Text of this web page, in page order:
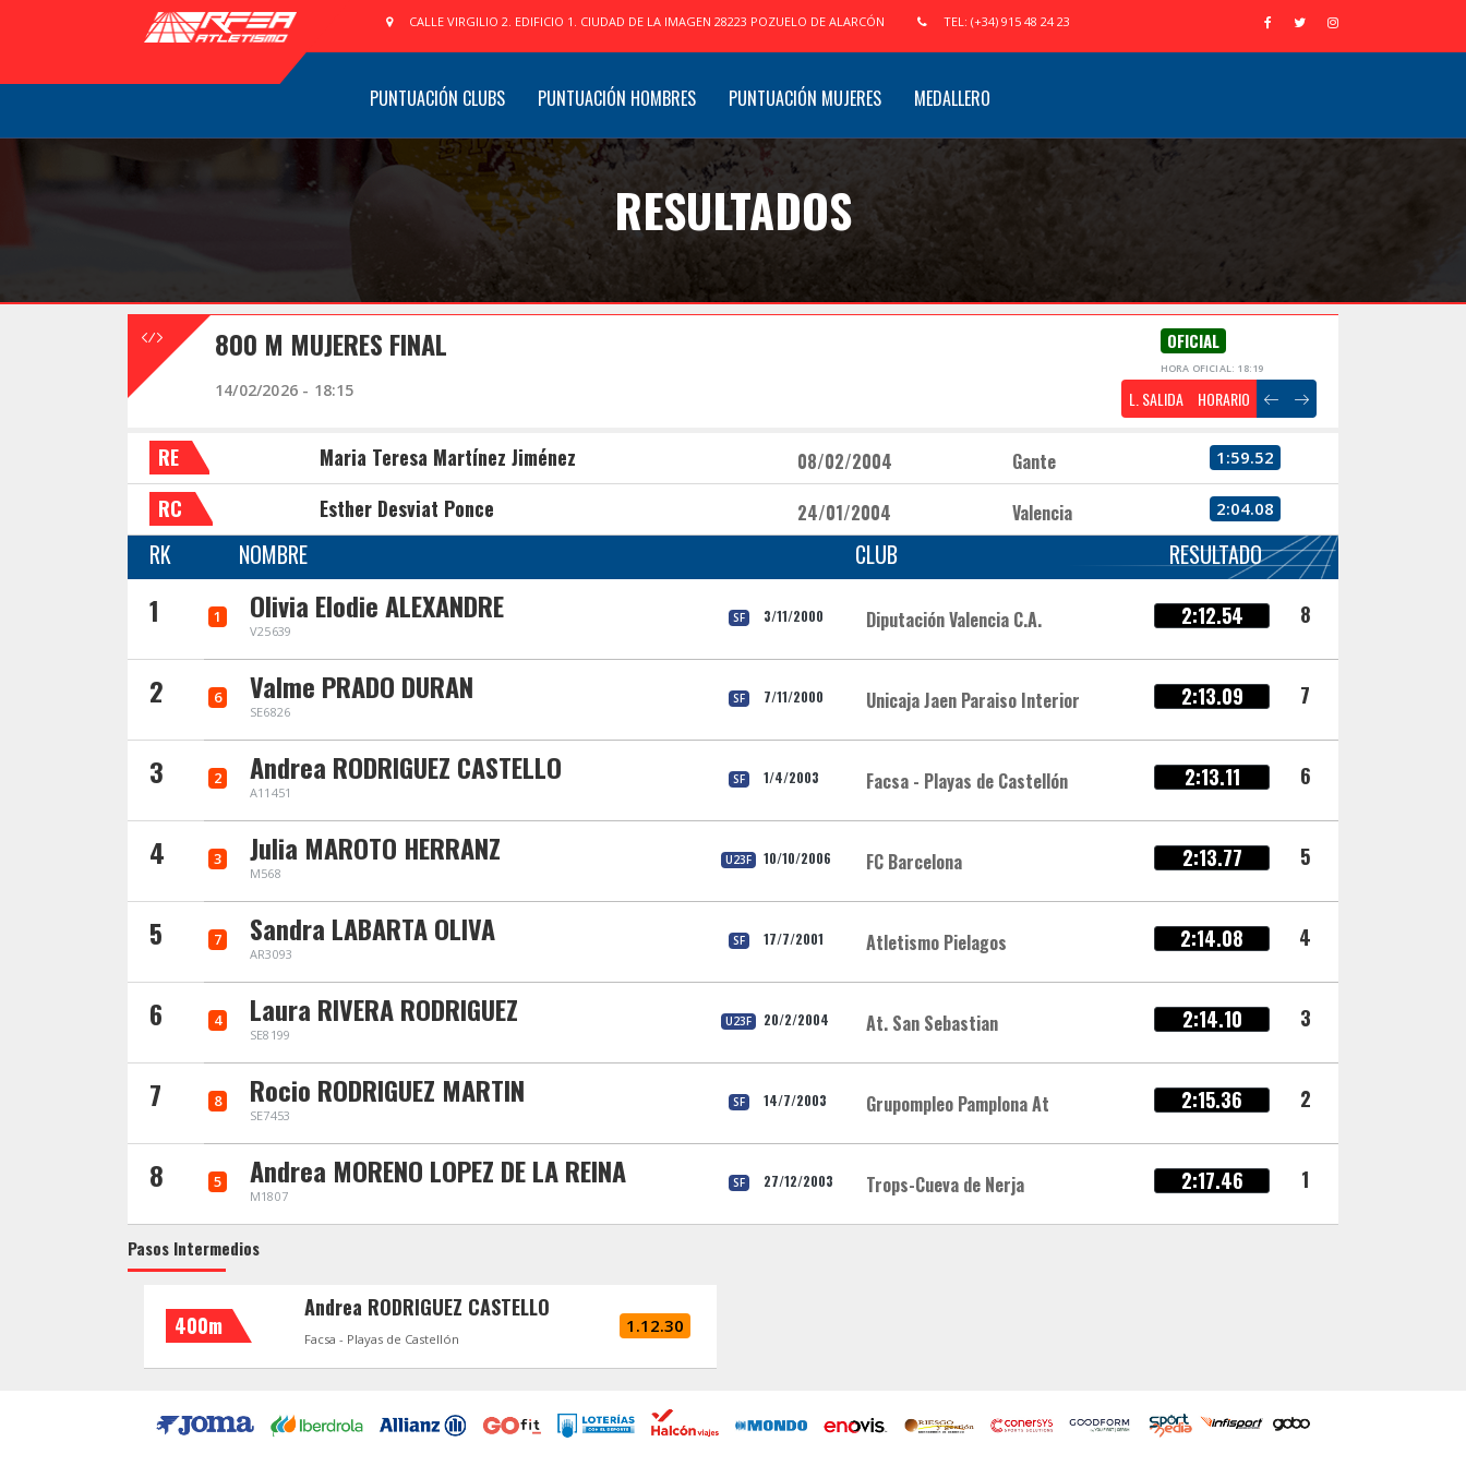
CALLE VIRGILIO 2. EDIFICIO 1. CIUDAD DE LA IMAGEN 28223 POZUELO DE ALARCÓN TEL: (+34) 915 48 24 23
PUNTUACIÓN CLUBS PUNTUACIÓN HOMBRES PUNTUACIÓN MUJERES MEDALLERO
RESULTADOS
800 M MUJERES FINAL OFICIAL
HORA OFICIAL: 18:19
14/02/2026 - 18:15 L. SALIDA HORARIO
RE Maria Teresa Martínez Jiménez 08/02/2004 Gante 1:59.52
RC Esther Desviat Ponce 24/01/2004 Valencia 2:04.08
RK NOMBRE CLUB RESULTADO
1 1 Olivia Elodie ALEXANDRE
V25639
SF 3/11/2000 Diputación Valencia C.A. 2:12.54 8
2 6 Valme PRADO DURAN
SE6826
SF 7/11/2000 Unicaja Jaen Paraiso Interior 2:13.09 7
3 2 Andrea RODRIGUEZ CASTELLO
A11451
SF 1/4/2003 Facsa - Playas de Castellón 2:13.11 6
4 3 Julia MAROTO HERRANZ
M568
U23F 10/10/2006 FC Barcelona 2:13.77 5
5 7 Sandra LABARTA OLIVA
AR3093
SF 17/7/2001 Atletismo Pielagos 2:14.08 4
6 4 Laura RIVERA RODRIGUEZ
SE8199
U23F 20/2/2004 At. San Sebastian 2:14.10 3
7 8 Rocio RODRIGUEZ MARTIN
SE7453
SF 14/7/2003 Grupompleo Pamplona At 2:15.36 2
8 5 Andrea MORENO LOPEZ DE LA REINA
M1807
SF 27/12/2003 Trops-Cueva de Nerja 2:17.46 1
Pasos Intermedios
400m
Andrea RODRIGUEZ CASTELLO
Facsa - Playas de Castellón
1.12.30